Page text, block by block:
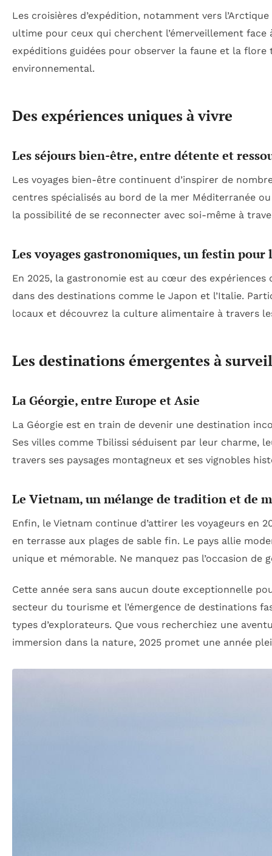
Les croisières d’expédition, notamment vers
ultime pour ceux qui cherchent l’émerveillement face
expéditions guidées pour observer la faune et la
environnemental.
Des expériences uniques à vivre
Les séjours bien-être, entre détente et
Les voyages bien-être continuent d’inspirer de
centres spécialisés au bord de la mer Méditerranée
la possibilité de se reconnecter avec soi-même à
Les voyages gastronomiques, un festin pour
En 2025, la gastronomie est au cœur des expériences
dans des destinations comme le Japon et l’Italie.
locaux et découvrez la culture alimentaire à travers
Les destinations émergentes à
La Géorgie, entre Europe et Asie
La Géorgie est en train de devenir une destination
Ses villes comme Tbilissi séduisent par leur charme,
travers ses paysages montagneux et ses vignobles
Le Vietnam, un mélange de tradition et de
Enfin, le Vietnam continue d’attirer les voyageurs en
en terrasse aux plages de sable fin. Le pays allie
unique et mémorable. Ne manquez pas l’occasion de
Cette année sera sans aucun doute exceptionnelle
secteur du tourisme et l’émergence de destinations
types d’explorateurs. Que vous recherchiez une
immersion dans la nature, 2025 promet une année